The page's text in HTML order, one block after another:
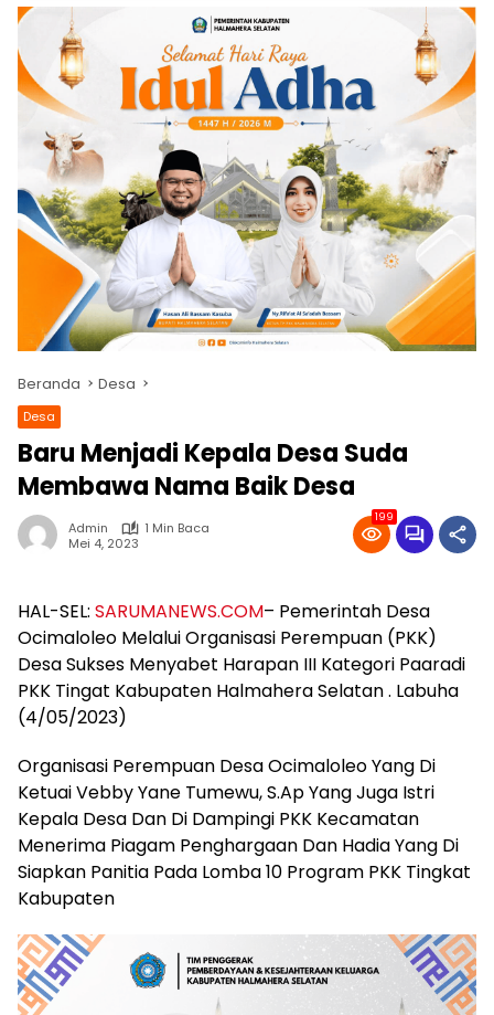
Beranda Desa
Desa
Baru Menjadi Kepala Desa Suda
Membawa Nama Baik Desa
Admin
1 Min Baca
Mei 4, 2023
199
HAL-SEL: SARUMANEWS.COM– Pemerintah Desa
Ocimaloleo Melalui Organisasi Perempuan (PKK)
Desa Sukses Menyabet Harapan III Kategori Paaradi
PKK Tingat Kabupaten Halmahera Selatan . Labuha
(4/05/2023)
Organisasi Perempuan Desa Ocimaloleo Yang Di
Ketuai Vebby Yane Tumewu, S.Ap Yang Juga Istri
Kepala Desa Dan Di Dampingi PKK Kecamatan
Menerima Piagam Penghargaan Dan Hadia Yang Di
Siapkan Panitia Pada Lomba 10 Program PKK Tingkat
Kabupaten